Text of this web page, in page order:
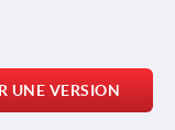
UNE VERSION